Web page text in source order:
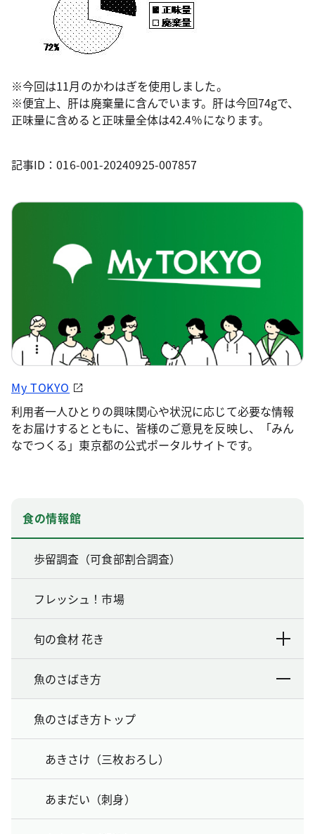
※今回は11月のかわはぎを使用しました。
※便宜上、肝は廃棄量に含んでいます。肝は今回74gで、
正味量に含めると正味量全体は42.4％になります。
記事ID：016-001-20240925-007857
My TOKYO
利用者一人ひとりの興味関心や状況に応じて必要な情報
をお届けするとともに、皆様のご意見を反映し、「みん
なでつくる」東京都の公式ポータルサイトです。
食の情報館
歩留調査（可食部割合調査）
フレッシュ！市場
旬の食材 花き
魚のさばき方
魚のさばき方トップ
あきさけ（三枚おろし）
あまだい（刺身）